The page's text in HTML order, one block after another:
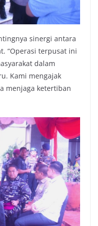
sinergi antara
“Operasi terpusat ini
dalam
Kami mengajak
menjaga ketertiban